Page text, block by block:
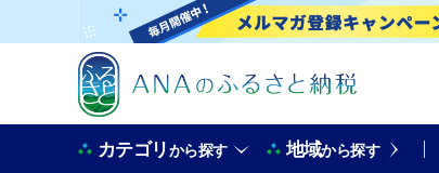
カテゴリから探す 地域から探す